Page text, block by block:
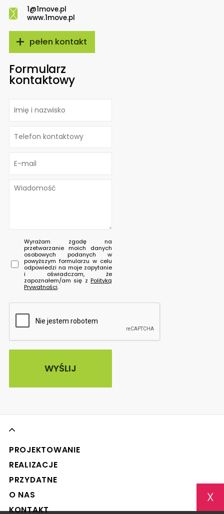
1@1move.pl
www.1move.pl
pełen kontakt
Formularz
kontaktowy
Wyrażam zgodę na
przetwarzanie moich danych
osobowych podanych w
powyższym formularzu w celu
odpowiedzi na moje zapytanie
i oświadczam, że
zapoznałem/am się z Polityką
Prywatności.
PROJEKTOWANIE
REALIZACJE
PRZYDATNE
O NAS
KONTAKT
X